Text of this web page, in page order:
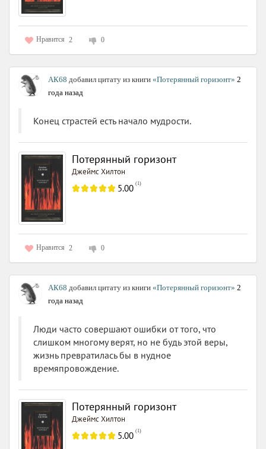
Нравится 2 0
АК68 добавил цитату из книги «Потерянный горизонт» 2
года назад
Конец страстей есть начало мудрости.
Потерянный горизонт
Джеймс Хилтон
5.00 (1)
Нравится 2 0
АК68 добавил цитату из книги «Потерянный горизонт» 2
года назад
Люди часто совершают ошибки от того, что
слишком многому верят, но не будь этой веры,
жизнь превратилась бы в нудное
времяпровождение.
Потерянный горизонт
Джеймс Хилтон
5.00 (1)